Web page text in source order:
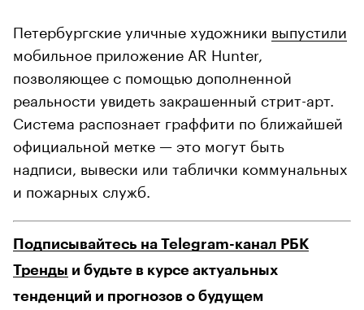
Петербургские уличные художники выпустили
мобильное приложение AR Hunter,
позволяющее с помощью дополненной
реальности увидеть закрашенный стрит-арт.
Система распознает граффити по ближайшей
официальной метке — это могут быть
надписи, вывески или таблички коммунальных
и пожарных служб.
Подписывайтесь на Telegram-канал РБК
Тренды и будьте в курсе актуальных
тенденций и прогнозов о будущем